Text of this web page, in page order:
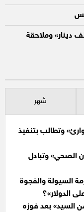
مالي عبر الإنترنت.. استعادة «165 ألف دينار» وملاحقة
شهر
وتطالب بتنفيذ
الصحي» وتبادل
السيولة والفجوة
الدولار»؟
السيد» بعد فوزه